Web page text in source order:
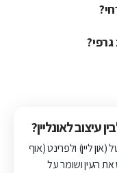
עיצוב לאונליין?
(און ליין) ולפרינט (אוף
את העין ושומר על